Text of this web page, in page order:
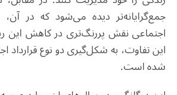
جمع‌گرایانه‌تر دیده می‌شود که در
اجتماعی نقش پررنگ‌تری در کاهش این
این تفاوت، به شکل‌گیری دو نوع قرارداد
شده است.